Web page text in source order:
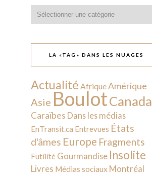
LA «TAG» DANS LES NUAGES
Actualité AfriqueAmérique
Asie BoulotCanada
Caraïbes Dans les médias
EnTransit.ca Entrevues États
d'âmes Europe Fragments
Futilité Gourmandise Insolite
Livres Médias sociaux Montréal